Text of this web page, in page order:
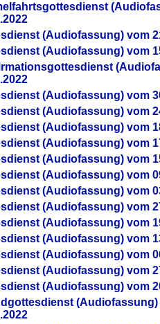
(Audiofassung) vom
(Audiofassung) vom
(Audiofassung) vom
(Audiofassung) vom
(Audiofassung) vom
(Audiofassung) vom
(Audiofassung) vom
(Audiofassung) vom
(Audiofassung) vom
(Audiofassung) vom
(Audiofassung) vom
(Audiofassung) vom
(Audiofassung) vom
(Audiofassung) vom
(Audiofassung) vom
(Audiofassung)